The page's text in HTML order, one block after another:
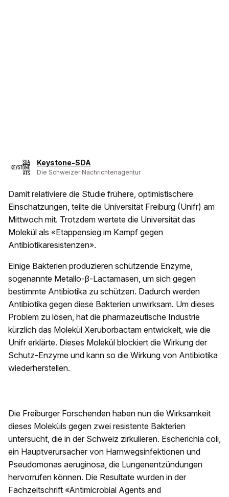
Keystone-SDA
Die Schweizer Nachrichtenagentur
Damit relativiere die Studie frühere, optimistischere
Einschätzungen, teilte die Universität Freiburg (Unifr) am
Mittwoch mit. Trotzdem wertete die Universität das
Molekül als «Etappensieg im Kampf gegen
Antibiotikaresistenzen».
Einige Bakterien produzieren schützende Enzyme,
sogenannte Metallo-β-Lactamasen, um sich gegen
bestimmte Antibiotika zu schützen. Dadurch werden
Antibiotika gegen diese Bakterien unwirksam. Um dieses
Problem zu lösen, hat die pharmazeutische Industrie
kürzlich das Molekül Xeruborbactam entwickelt, wie die
Unifr erklärte. Dieses Molekül blockiert die Wirkung der
Schutz-Enzyme und kann so die Wirkung von Antibiotika
wiederherstellen.
Die Freiburger Forschenden haben nun die Wirksamkeit
dieses Moleküls gegen zwei resistente Bakterien
untersucht, die in der Schweiz zirkulieren. Escherichia coli,
ein Hauptverursacher von Harnwegsinfektionen und
Pseudomonas aeruginosa, die Lungenentzündungen
hervorrufen können. Die Resultate wurden in der
Fachzeitschrift «Antimicrobial Agents and